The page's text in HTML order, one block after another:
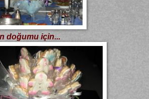
doğumu için...